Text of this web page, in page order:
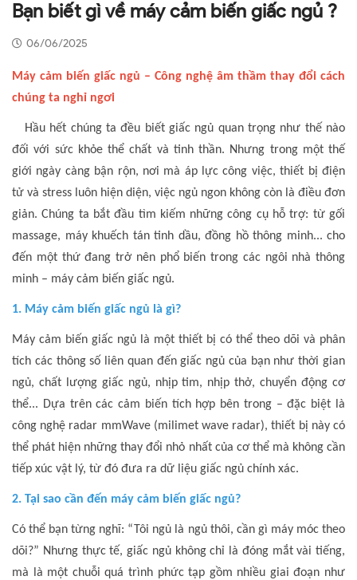
Bạn biết gì về máy cảm biến giấc ngủ ?
06/06/2025
Máy cảm biến giấc ngủ – Công nghệ âm thầm thay đổi cách
chúng ta nghỉ ngơi
Hầu hết chúng ta đều biết giấc ngủ quan trọng như thế nào
đối với sức khỏe thể chất và tinh thần. Nhưng trong một thế
giới ngày càng bận rộn, nơi mà áp lực công việc, thiết bị điện
tử và stress luôn hiện diện, việc ngủ ngon không còn là điều đơn
giản. Chúng ta bắt đầu tìm kiếm những công cụ hỗ trợ: từ gối
massage, máy khuếch tán tinh dầu, đồng hồ thông minh... cho
đến một thứ đang trở nên phổ biến trong các ngôi nhà thông
minh – máy cảm biến giấc ngủ.
1. Máy cảm biến giấc ngủ là gì?
Máy cảm biến giấc ngủ là một thiết bị có thể theo dõi và phân
tích các thông số liên quan đến giấc ngủ của bạn như thời gian
ngủ, chất lượng giấc ngủ, nhịp tim, nhịp thở, chuyển động cơ
thể... Dựa trên các cảm biến tích hợp bên trong – đặc biệt là
công nghệ radar mmWave (milimet wave radar), thiết bị này có
thể phát hiện những thay đổi nhỏ nhất của cơ thể mà không cần
tiếp xúc vật lý, từ đó đưa ra dữ liệu giấc ngủ chính xác.
2. Tại sao cần đến máy cảm biến giấc ngủ?
Có thể bạn từng nghĩ: “Tôi ngủ là ngủ thôi, cần gì máy móc theo
dõi?” Nhưng thực tế, giấc ngủ không chỉ là đóng mắt vài tiếng,
mà là một chuỗi quá trình phức tạp gồm nhiều giai đoạn như